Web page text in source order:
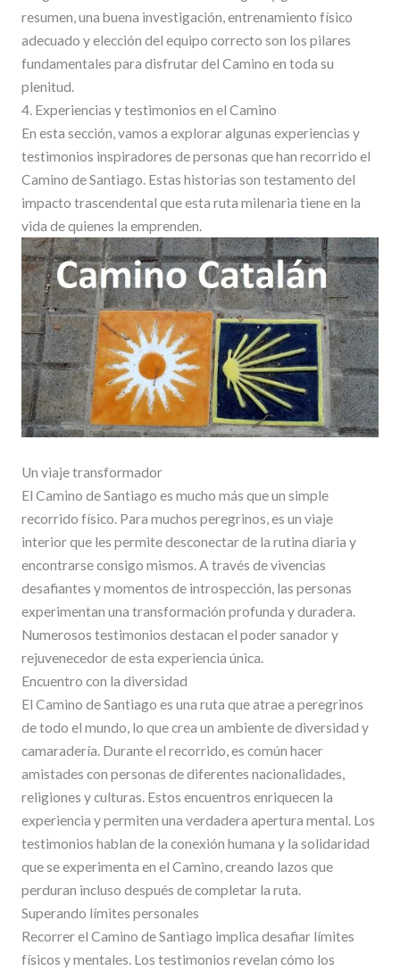
resumen, una buena investigación, entrenamiento físico
adecuado y elección del equipo correcto son los pilares
fundamentales para disfrutar del Camino en toda su
plenitud.
4. Experiencias y testimonios en el Camino
En esta sección, vamos a explorar algunas experiencias y
testimonios inspiradores de personas que han recorrido el
Camino de Santiago. Estas historias son testamento del
impacto trascendental que esta ruta milenaria tiene en la
vida de quienes la emprenden.
Un viaje transformador
El Camino de Santiago es mucho más que un simple
recorrido físico. Para muchos peregrinos, es un viaje
interior que les permite desconectar de la rutina diaria y
encontrarse consigo mismos. A través de vivencias
desafiantes y momentos de introspección, las personas
experimentan una transformación profunda y duradera.
Numerosos testimonios destacan el poder sanador y
rejuvenecedor de esta experiencia única.
Encuentro con la diversidad
El Camino de Santiago es una ruta que atrae a peregrinos
de todo el mundo, lo que crea un ambiente de diversidad y
camaradería. Durante el recorrido, es común hacer
amistades con personas de diferentes nacionalidades,
religiones y culturas. Estos encuentros enriquecen la
experiencia y permiten una verdadera apertura mental. Los
testimonios hablan de la conexión humana y la solidaridad
que se experimenta en el Camino, creando lazos que
perduran incluso después de completar la ruta.
Superando límites personales
Recorrer el Camino de Santiago implica desafiar límites
físicos y mentales. Los testimonios revelan cómo los